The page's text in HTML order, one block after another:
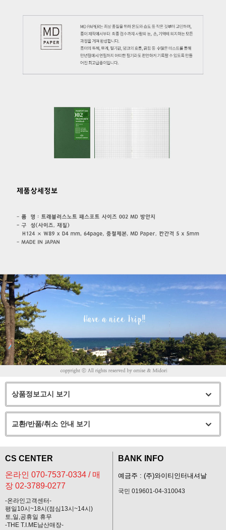
상품정보고시 보기
교환/반품/취소 안내 보기
CS CENTER
온라인 070-7537-0334 / 매
장 02-3789-0277
-온라인고객센터-
평일10시~18시(점심13시~14시)
토,일,공휴일 휴무
-THE T.I.ME남산매장-
BANK INFO
예금주 : (주)와이티인터내셔날
국민 019601-04-310043